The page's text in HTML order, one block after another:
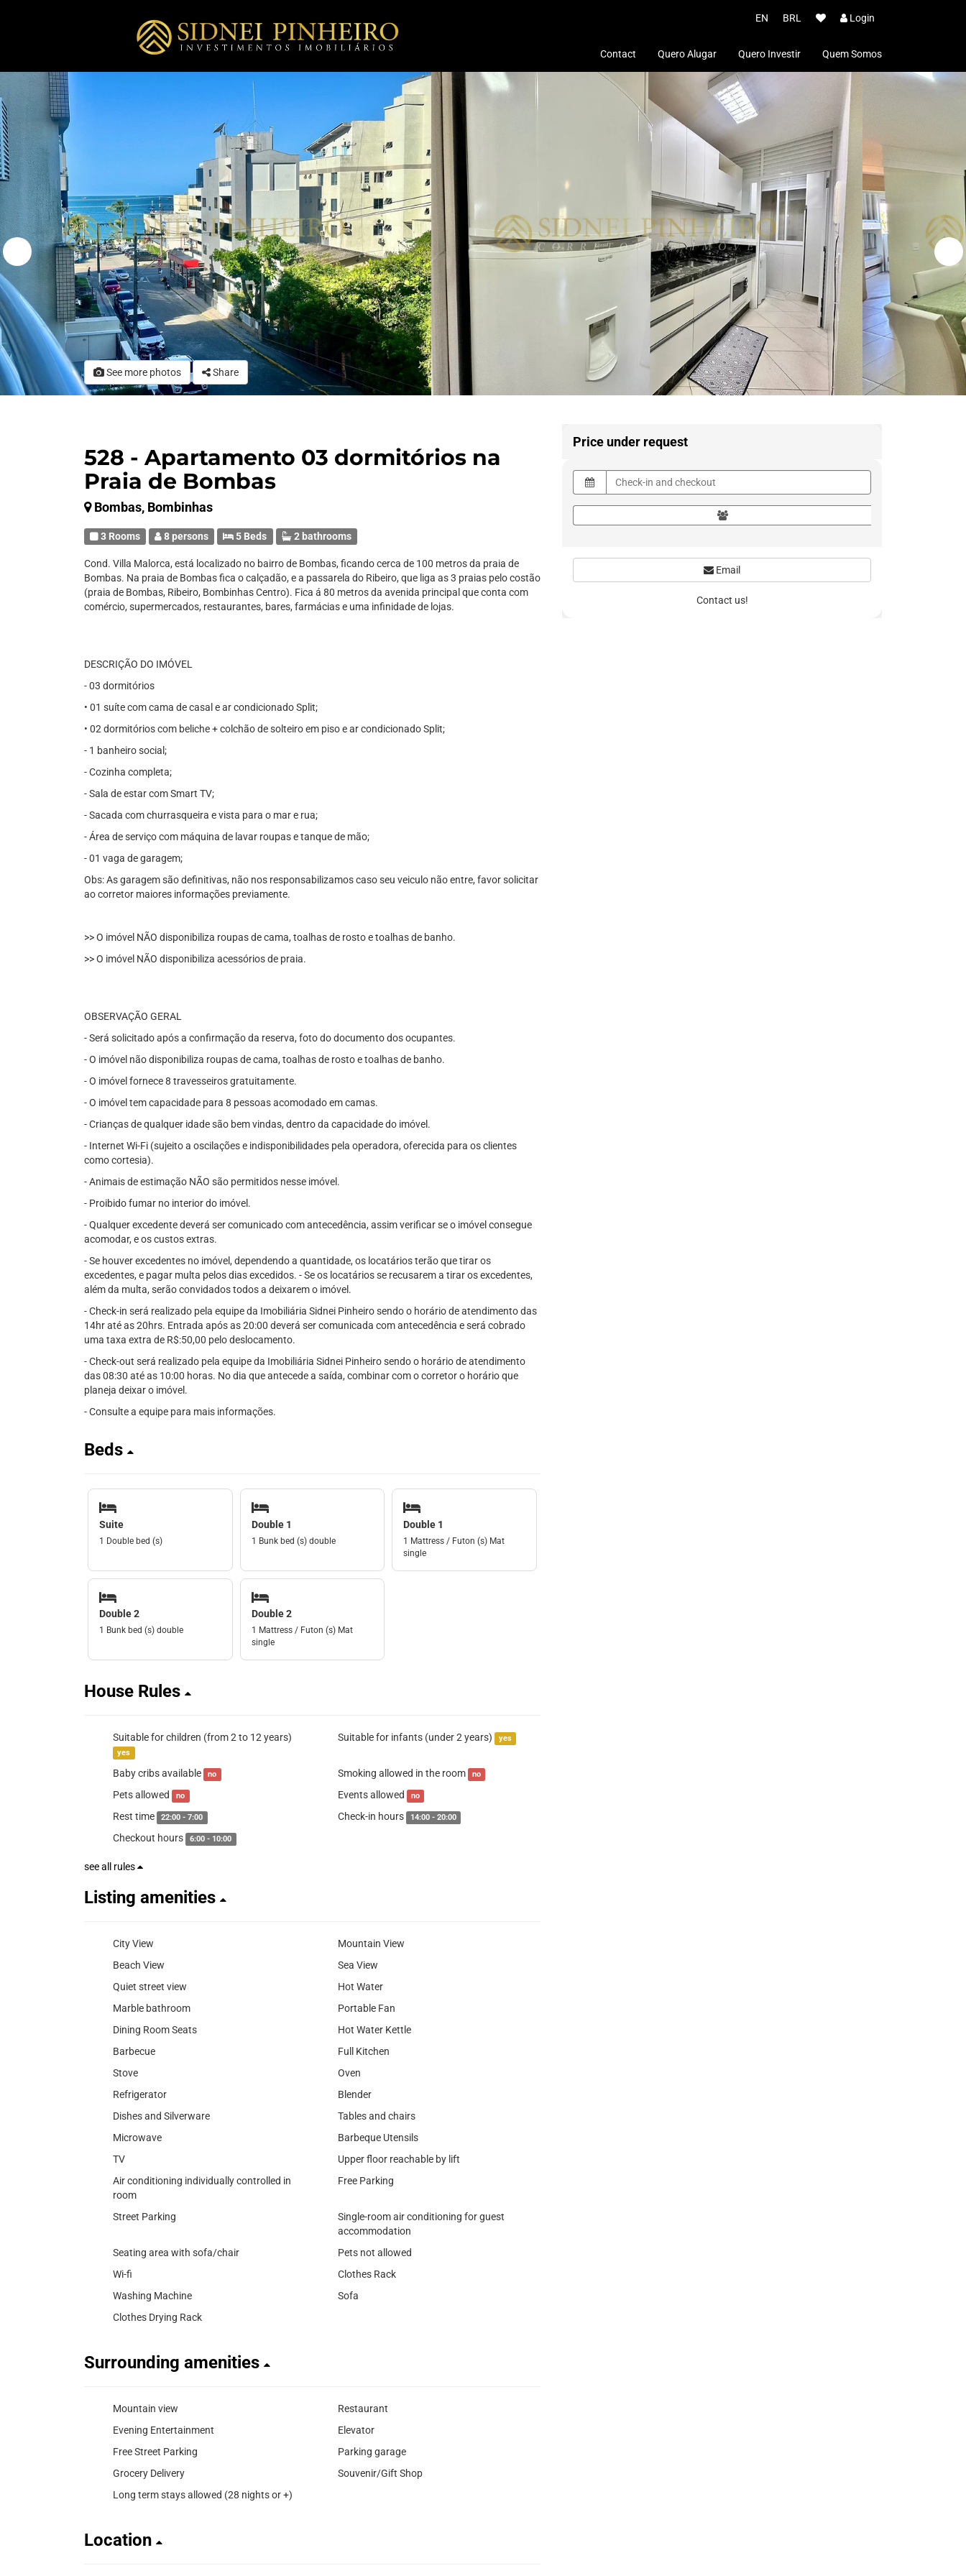
EN BRL Login
Contact Quero Alugar Quero Investir Quem Somos
See more photos Share
528 - Apartamento 03 dormitórios na
Praia de Bombas
Bombas, Bombinhas
3 Rooms 8 persons 5 Beds 2 bathrooms
Cond. Villa Malorca, está localizado no bairro de Bombas, ficando cerca de 100 metros da praia de
Bombas. Na praia de Bombas fica o calçadão, e a passarela do Ribeiro, que liga as 3 praias pelo costão
(praia de Bombas, Ribeiro, Bombinhas Centro). Fica á 80 metros da avenida principal que conta com
comércio, supermercados, restaurantes, bares, farmácias e uma infinidade de lojas.
DESCRIÇÃO DO IMÓVEL
- 03 dormitórios
• 01 suíte com cama de casal e ar condicionado Split;
• 02 dormitórios com beliche + colchão de solteiro em piso e ar condicionado Split;
- 1 banheiro social;
- Cozinha completa;
- Sala de estar com Smart TV;
- Sacada com churrasqueira e vista para o mar e rua;
- Área de serviço com máquina de lavar roupas e tanque de mão;
- 01 vaga de garagem;
Obs: As garagem são definitivas, não nos responsabilizamos caso seu veiculo não entre, favor solicitar
ao corretor maiores informações previamente.
>> O imóvel NÃO disponibiliza roupas de cama, toalhas de rosto e toalhas de banho.
>> O imóvel NÃO disponibiliza acessórios de praia.
OBSERVAÇÃO GERAL
- Será solicitado após a confirmação da reserva, foto do documento dos ocupantes.
- O imóvel não disponibiliza roupas de cama, toalhas de rosto e toalhas de banho.
- O imóvel fornece 8 travesseiros gratuitamente.
- O imóvel tem capacidade para 8 pessoas acomodado em camas.
- Crianças de qualquer idade são bem vindas, dentro da capacidade do imóvel.
- Internet Wi-Fi (sujeito a oscilações e indisponibilidades pela operadora, oferecida para os clientes
como cortesia).
- Animais de estimação NÃO são permitidos nesse imóvel.
- Proibido fumar no interior do imóvel.
- Qualquer excedente deverá ser comunicado com antecedência, assim verificar se o imóvel consegue
acomodar, e os custos extras.
- Se houver excedentes no imóvel, dependendo a quantidade, os locatários terão que tirar os
excedentes, e pagar multa pelos dias excedidos. - Se os locatários se recusarem a tirar os excedentes,
além da multa, serão convidados todos a deixarem o imóvel.
- Check-in será realizado pela equipe da Imobiliária Sidnei Pinheiro sendo o horário de atendimento das
14hr até as 20hrs. Entrada após as 20:00 deverá ser comunicada com antecedência e será cobrado
uma taxa extra de R$:50,00 pelo deslocamento.
- Check-out será realizado pela equipe da Imobiliária Sidnei Pinheiro sendo o horário de atendimento
das 08:30 até as 10:00 horas. No dia que antecede a saída, combinar com o corretor o horário que
planeja deixar o imóvel.
- Consulte a equipe para mais informações.
Beds
Suite
1 Double bed (s)
Double 1
1 Bunk bed (s) double
Double 1
1 Mattress / Futon (s) Mat
single
Double 2
1 Bunk bed (s) double
Double 2
1 Mattress / Futon (s) Mat
single
House Rules
Suitable for children (from 2 to 12 years)
yes
Suitable for infants (under 2 years) yes
Baby cribs available no Smoking allowed in the room no
Pets allowed no Events allowed no
Rest time 22:00 - 7:00 Check-in hours 14:00 - 20:00
Checkout hours 6:00 - 10:00
see all rules
Listing amenities
City View
Mountain View
Beach View
Sea View
Quiet street view
Hot Water
Marble bathroom
Portable Fan
Dining Room Seats
Hot Water Kettle
Barbecue
Full Kitchen
Stove
Oven
Refrigerator
Blender
Dishes and Silverware
Tables and chairs
Microwave
Barbeque Utensils
TV
Upper floor reachable by lift
Air conditioning individually controlled in
room
Free Parking
Street Parking
Single-room air conditioning for guest
accommodation
Seating area with sofa/chair
Pets not allowed
Wi-fi
Clothes Rack
Washing Machine
Sofa
Clothes Drying Rack
Surrounding amenities
Mountain view
Restaurant
Evening Entertainment
Elevator
Free Street Parking
Parking garage
Grocery Delivery
Souvenir/Gift Shop
Long term stays allowed (28 nights or +)
Location
Price under request
Email
Contact us!